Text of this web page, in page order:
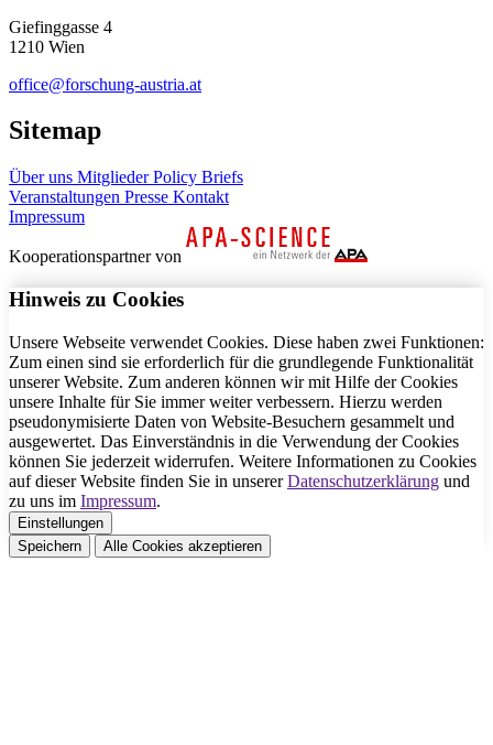
Giefinggasse 4
1210 Wien
office@forschung-austria.at
Sitemap
Über uns MitgliederPolicy Briefs
Veranstaltungen Presse Kontakt
Impressum
Kooperationspartner von
Hinweis zu Cookies
Unsere Webseite verwendet Cookies. Diese haben zwei Funktionen:
Zum einen sind sie erforderlich für die grundlegende Funktionalität
unserer Website. Zum anderen können wir mit Hilfe der Cookies
unsere Inhalte für Sie immer weiter verbessern. Hierzu werden
pseudonymisierte Daten von Website-Besuchern gesammelt und
ausgewertet. Das Einverständnis in die Verwendung der Cookies
können Sie jederzeit widerrufen. Weitere Informationen zu Cookies
auf dieser Website finden Sie in unsererDatenschutzerklärung und
zu uns im Impressum.
Einstellungen
Speichern
Alle Cookies akzeptieren